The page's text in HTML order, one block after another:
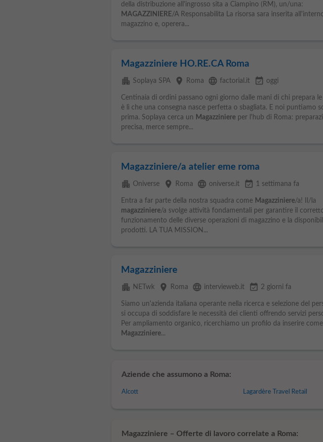
della distribuzione all'ingrosso sita a Ciampino (RM), un/una:
MAGAZZINIERE/A Responsabilita La risorsa sara inserita
magazzino e, operera...
Magazziniere HO.RE.CA Roma
apartment Soplaya SPA place Roma language factorial.it event_available oggi
Centinaia di ordini passano ogni giorno dalle mani di chi prepara le
è lì che una consegna nasce perfetta o sbagliata. E noi puntiamo
prima. Soplaya cerca un Magazziniereper l'hub di Roma:
precisa, merce sempre...
Magazziniere/a atelier eme roma
apartment Oniverse place Roma language oniverse.it event_available 1 settimana fa
Entra a far parte della nostra squadra come Magazziniere/a! Il/la
magazziniere/a svolge attività fondamentali per garantire il
funzionamento delle diverse operazioni di magazzino e la
prodotti. LA TUA MISSION...
Magazziniere
apartment NETwk place Roma language intervieweb.it event_available 2 giorni fa
Siamo un'azienda italiana operante nella ricerca e selezione del
si occupa di soddisfare le necessità dei clienti offrendo servizi
Per ampliamento organico, ricerchiamo un profilo da inserire come
Magazziniere...
Aziende che assumono a Roma:
Alcott Lagardère Travel Retail
Magazziniere – Offerte di lavoro correlate a Roma: